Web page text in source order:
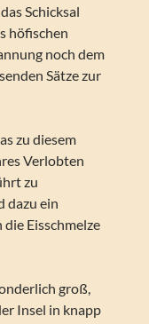
Schicksal
höfischen
noch dem
Sätze zur
zu diesem
Verlobten
zu
dazu ein
Eisschmelze
groß,
Insel in knapp